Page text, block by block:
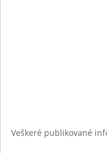
Veškeré publikované